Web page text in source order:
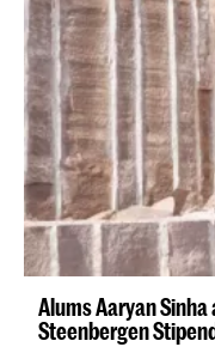
Alums Aaryan
Steenbergen